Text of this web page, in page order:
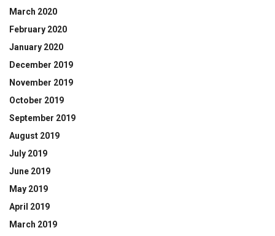
March 2020
February 2020
January 2020
December 2019
November 2019
October 2019
September 2019
August 2019
July 2019
June 2019
May 2019
April 2019
March 2019